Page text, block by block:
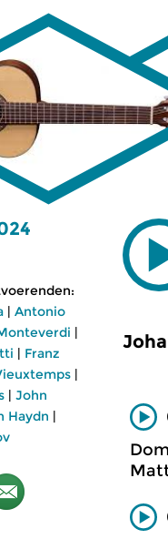
| Antonio
|
| Franz
|
| John
Haydn |